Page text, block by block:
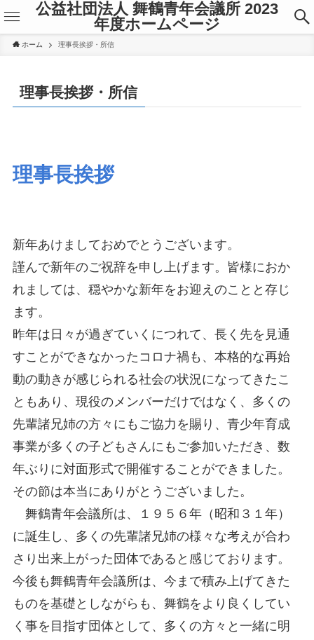
公益社団法人 舞鶴青年会議所 2023
年度ホームページ
ホーム 理事長挨拶・所信
理事長挨拶・所信
理事長挨拶
新年あけましておめでとうございます。
謹んで新年のご祝辞を申し上げます。皆様におか
れましては、穏やかな新年をお迎えのことと存じ
ます。
昨年は日々が過ぎていくにつれて、長く先を見通
すことができなかったコロナ禍も、本格的な再始
動の動きが感じられる社会の状況になってきたこ
ともあり、現役のメンバーだけではなく、多くの
先輩諸兄姉の方々にもご協力を賜り、青少年育成
事業が多くの子どもさんにもご参加いただき、数
年ぶりに対面形式で開催することができました。
その節は本当にありがとうございました。
舞鶴青年会議所は、１９５６年（昭和３１年）
に誕生し、多くの先輩諸兄姉の様々な考えが合わ
さり出来上がった団体であると感じております。
今後も舞鶴青年会議所は、今まで積み上げてきた
ものを基礎としながらも、舞鶴をより良くしてい
く事を目指す団体として、多くの方々と一緒に明